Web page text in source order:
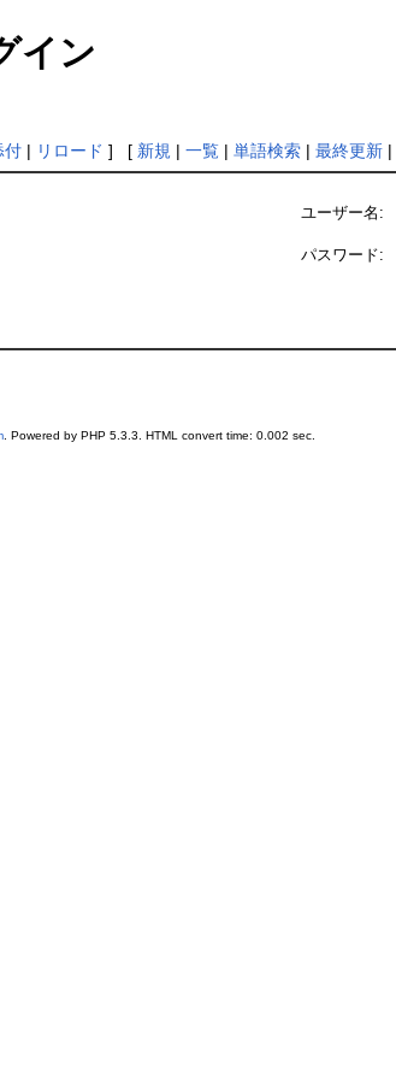
イン
付| リロード ] [ 新規 | 一覧| 単語検索| 最終更新|
ユーザー名:
パスワード:
. Powered by PHP 5.3.3. HTML convert time: 0.002 sec.